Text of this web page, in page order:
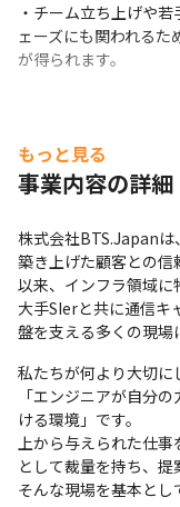
・チーム立ち上げや
ェーズにも関われる
が得られます。
もっと見る
事業内容の詳細
株式会社BTS.Japanは
築き上げた顧客との信
以来、インフラ領域に
大手SIerと共に通信キ
盤を支える多くの現場
私たちが何より大切に
「エンジニアが自分
ける環境」です。
上から与えられた仕事
として裁量を持ち、提
そんな現場を基本とし